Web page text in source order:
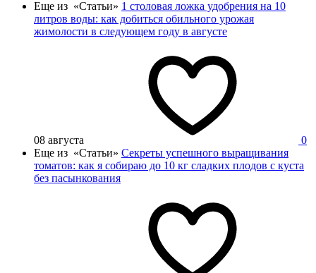
Еще из «Статьи» 1 столовая ложка удобрения на 10
литров воды: как добиться обильного урожая
жимолости в следующем году в августе
08 августа
0
Еще из «Статьи» Секреты успешного выращивания
томатов: как я собираю до 10 кг сладких плодов с куста
без пасынкования